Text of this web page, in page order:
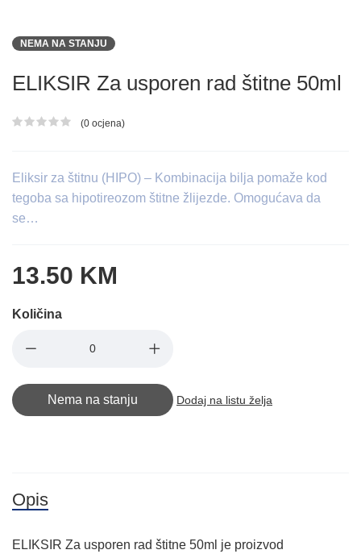
NEMA NA STANJU
ELIKSIR Za usporen rad štitne 50ml
Ocjena proizvoda
(0 ocjena)
Eliksir za štitnu (HIPO) – Kombinacija bilja pomaže kod
tegoba sa hipotireozom štitne žlijezde. Omogućava da
se…
13.50 KM
Količina
Nema na stanju Dodaj na listu želja
Opis
ELIKSIR Za usporen rad štitne 50ml je proizvod